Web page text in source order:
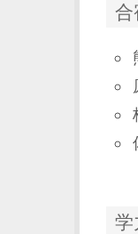
合
学